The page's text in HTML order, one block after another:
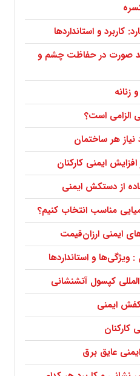
کاربرد و استانداردها
صورت در حفاظت چشم و
الزامی است؟
هر ساختمان
ایمنی کارکنان
از دستکش ایمنی
مناسب انتخاب کنیم؟
ایمنی ارزان‌قیمت
: ویژگی‌ها و استانداردها
کپسول آتشنشانی
کفش ایمنی
کارکنان
عایق برق